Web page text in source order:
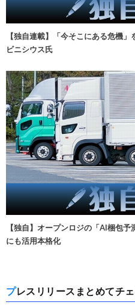
【独自連載】「今そこにある危機
ビニシウス氏
【独自】オープンロジの「AI梱包
にも活用本格化
プレスリリースまとめてチ